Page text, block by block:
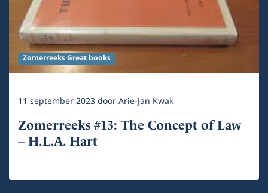
Zomerreeks Great books
11 september 2023doorArie-Jan Kwak
Zomerreeks #13: The Concept of Law
– H.L.A. Hart